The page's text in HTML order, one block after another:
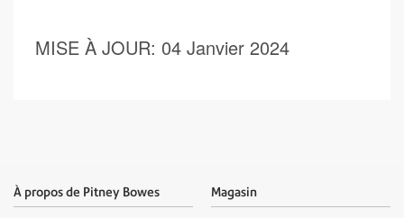
MISE À JOUR: 04 Janvier 2024
À propos de Pitney Bowes Magasin